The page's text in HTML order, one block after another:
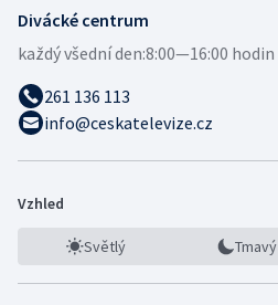
Divácké centrum
každý všední den:8:00—16:00 hodin
261 136 113
info@ceskatelevize.cz
Vzhled
Světlý Tmavý